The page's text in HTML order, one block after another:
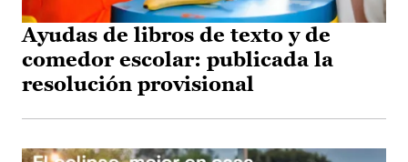
Ayudas de libros de texto y de
comedor escolar: publicada la
resolución provisional